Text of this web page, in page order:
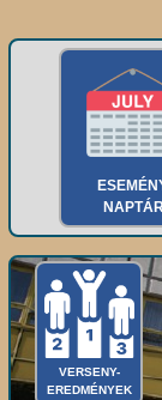
VERSENY-
EREDMÉNYEK